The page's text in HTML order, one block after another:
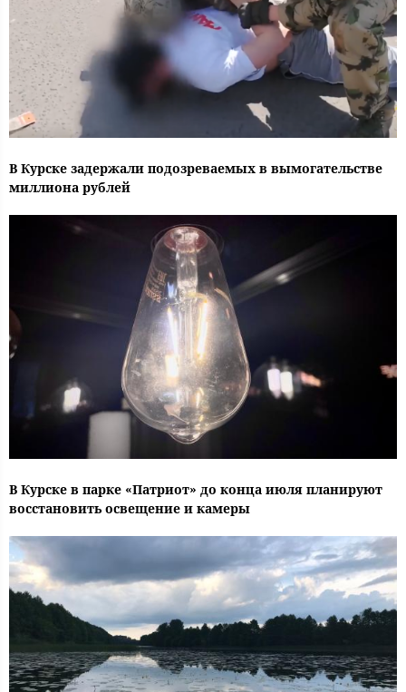
В Курске задержали подозреваемых в вымогательстве
миллиона рублей
В Курске в парке «Патриот» до конца июля планируют
восстановить освещение и камеры